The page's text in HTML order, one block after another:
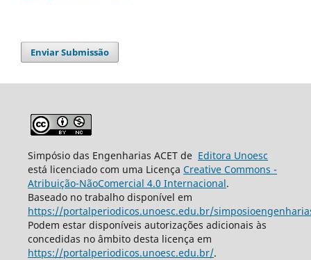
Enviar Submissão
Simpósio das Engenharias ACET de Editora Unoesc
está licenciado com uma Licença Creative Commons -
Atribuição-NãoComercial 4.0 Internacional.
Baseado no trabalho disponível em
https://portalperiodicos.unoesc.edu.br/
Podem estar disponíveis autorizações adicionais às
concedidas no âmbito desta licença em
https://portalperiodicos.unoesc.edu.br/.